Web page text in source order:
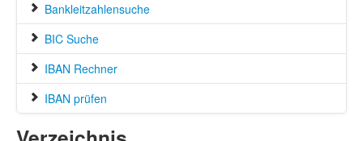
Bankleitzahlensuche
BIC Suche
IBAN Rechner
IBAN prüfen